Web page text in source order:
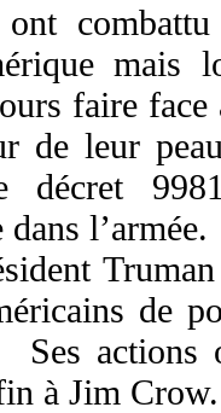
mais
faire face
de leur
décret
l’armée.
de
Ses actions
à Jim Crow.